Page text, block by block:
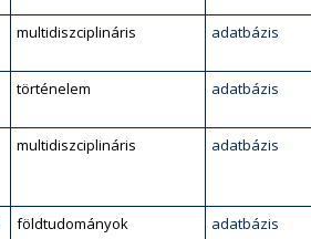
multidiszciplináris adatbázis
történelem adatbázis
multidiszciplináris adatbázis
földtudományok adatbázis